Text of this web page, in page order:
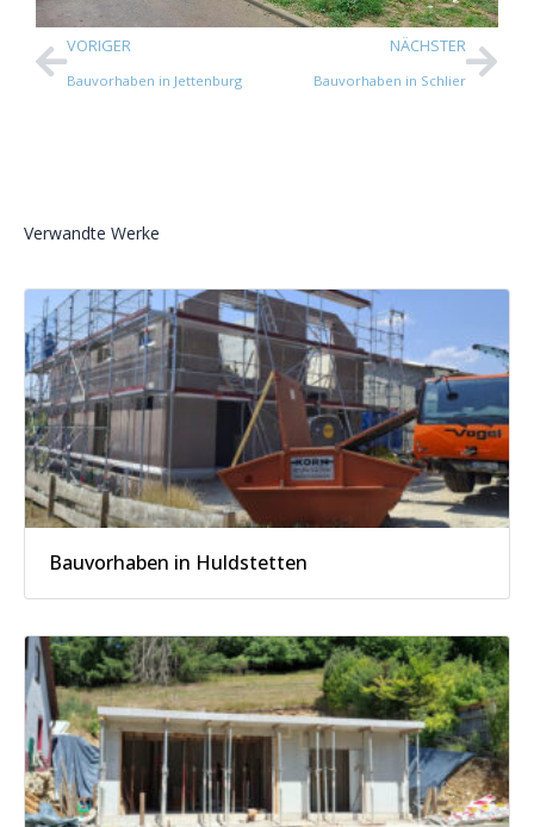
VORIGER
Bauvorhaben in Jettenburg
NÄCHSTER
Bauvorhaben in Schlier
Verwandte Werke
Bauvorhaben in Huldstetten